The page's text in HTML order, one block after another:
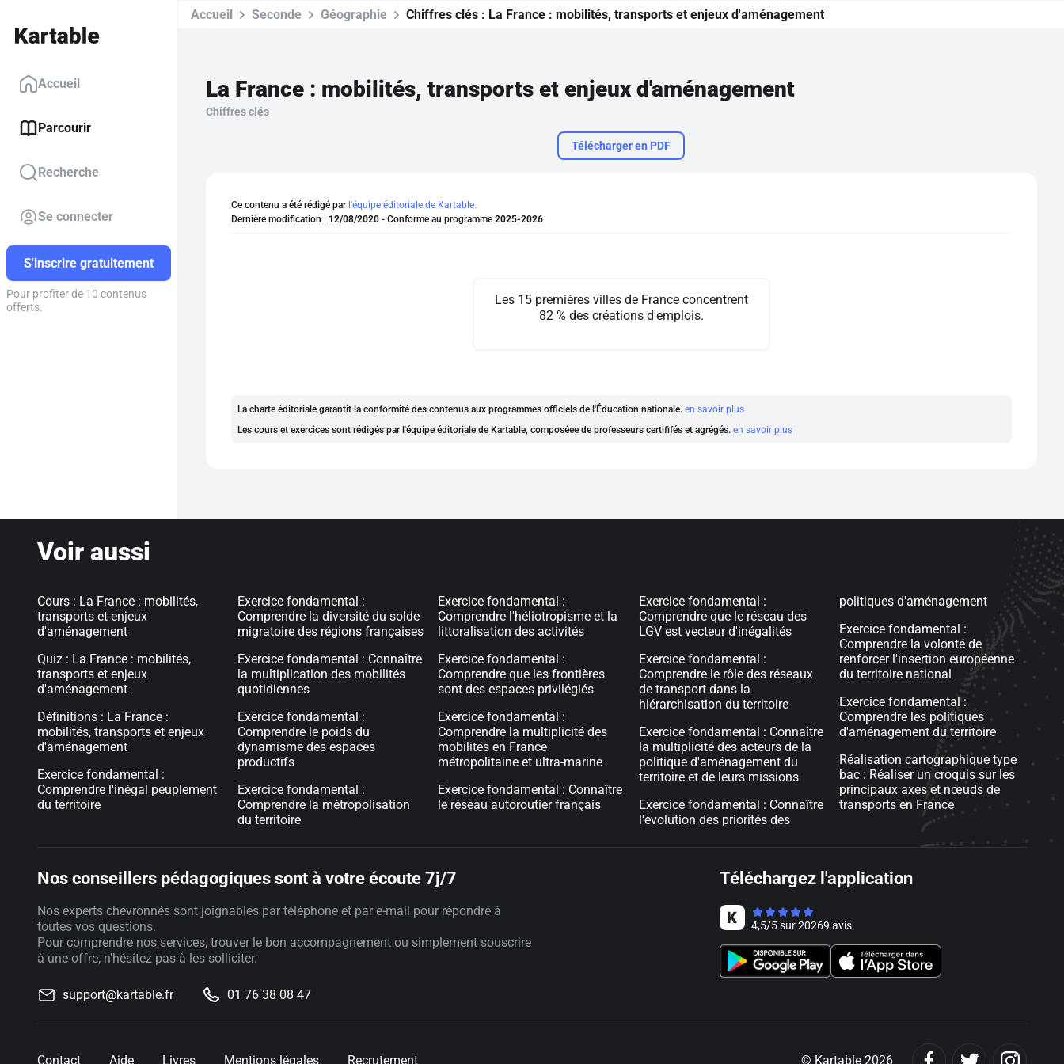
Accueil
Parcourir
Recherche
Se connecter
S'inscrire gratuitement
Pour profiter de 10 contenus
offerts.
Accueil Seconde Géographie Chiffres clés : La France : mobilités, transports et enjeux d'aménagement
La France : mobilités, transports et enjeux d'aménagement
Chiffres clés
Télécharger en PDF
Ce contenu a été rédigé par l'équipe éditoriale de Kartable.
Dernière modification : 12/08/2020- Conforme au programme 2025-2026
Les 15 premières villes de France concentrent
82 % des créations d'emplois.
La charte éditoriale garantit la conformité des contenus aux programmes officiels de l'Éducation nationale. en savoir plus
Les cours et exercices sont rédigés par l'équipe éditoriale de Kartable, composéee de professeurs certififés et agrégés. en savoir plus
Voir aussi
Cours : La France : mobilités,
transports et enjeux
d'aménagement
Quiz : La France : mobilités,
transports et enjeux
d'aménagement
Définitions : La France :
mobilités, transports et enjeux
d'aménagement
Exercice fondamental :
Comprendre l'inégal peuplement
du territoire
Exercice fondamental :
Comprendre la diversité du solde
migratoire des régions françaises
Exercice fondamental : Connaître
la multiplication des mobilités
quotidiennes
Exercice fondamental :
Comprendre le poids du
dynamisme des espaces
productifs
Exercice fondamental :
Comprendre la métropolisation
du territoire
Exercice fondamental :
Comprendre l'héliotropisme et la
littoralisation des activités
Exercice fondamental :
Comprendre que les frontières
sont des espaces privilégiés
Exercice fondamental :
Comprendre la multiplicité des
mobilités en France
métropolitaine et ultra-marine
Exercice fondamental : Connaître
le réseau autoroutier français
Exercice fondamental :
Comprendre que le réseau des
LGV est vecteur d'inégalités
Exercice fondamental :
Comprendre le rôle des réseaux
de transport dans la
hiérarchisation du territoire
Exercice fondamental : Connaître
la multiplicité des acteurs de la
politique d'aménagement du
territoire et de leurs missions
Exercice fondamental : Connaître
l'évolution des priorités des
politiques d'aménagement
Exercice fondamental :
Comprendre la volonté de
renforcer l'insertion européenne
du territoire national
Exercice fondamental :
Comprendre les politiques
d'aménagement du territoire
Réalisation cartographique type
bac : Réaliser un croquis sur les
principaux axes et nœuds de
transports en France
Nos conseillers pédagogiques sont à votre écoute 7j/7
Nos experts chevronnés sont joignables par téléphone et par e-mail pour répondre à
toutes vos questions.
Pour comprendre nos services, trouver le bon accompagnement ou simplement souscrire
à une offre, n'hésitez pas à les solliciter.
support@kartable.fr 01 76 38 08 47
Téléchargez l'application
4,5/5sur20269 avis
Contact Aide Livres Mentions légales Recrutement © Kartable 2026